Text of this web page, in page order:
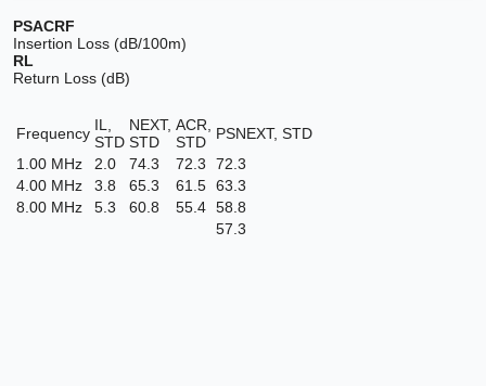
PSACRF
Insertion Loss (dB/100m)
RL
Return Loss (dB)
Frequency IL,
STD
NEXT,
STD
ACR,
STD
PSNEXT, STD
1.00 MHz
2.0 74.3 72.3
72.3
4.00 MHz
3.8 65.3 61.5 63.3
8.00 MHz
5.3 60.8 55.4 58.8
57.3